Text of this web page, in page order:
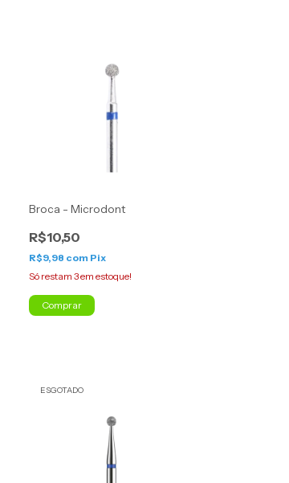
Broca - Microdont
R$10,50
R$9,98 com Pix
Só restam 3em estoque!
Comprar
ESGOTADO